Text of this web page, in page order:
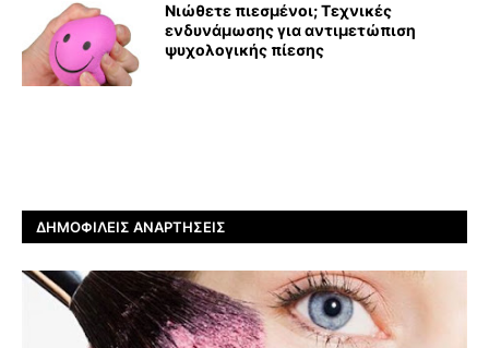
Νιώθετε πιεσμένοι; Τεχνικές
ενδυνάμωσης για αντιμετώπιση
ψυχολογικής πίεσης
ΔΗΜΟΦΙΛΕΊΣ ΑΝΑΡΤΉΣΕΙΣ